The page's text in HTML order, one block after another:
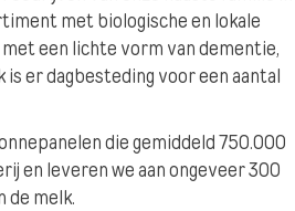
met biologische en lokale
een lichte vorm van dementie,
is er dagbesteding voor een aantal
die gemiddeld 750.000
en leveren we aan ongeveer 300
de melk.